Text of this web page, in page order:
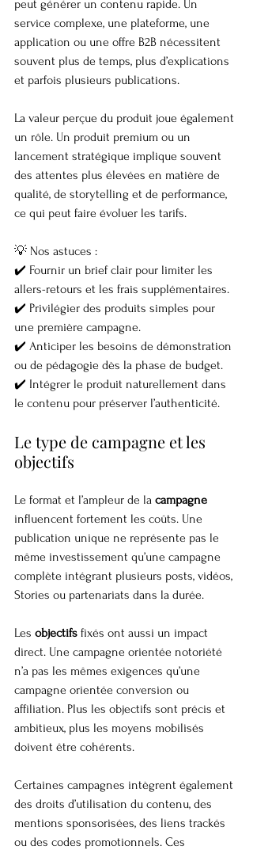
peut générer un contenu rapide. Un
service complexe, une plateforme, une
application ou une offre B2B nécessitent
souvent plus de temps, plus d’explications
et parfois plusieurs publications.
La valeur perçue du produit joue également
un rôle. Un produit premium ou un
lancement stratégique implique souvent
des attentes plus élevées en matière de
qualité, de storytelling et de performance,
ce qui peut faire évoluer les tarifs.
💡 Nos astuces :
✔️ Fournir un brief clair pour limiter les
allers-retours et les frais supplémentaires.
✔️ Privilégier des produits simples pour
une première campagne.
✔️ Anticiper les besoins de démonstration
ou de pédagogie dès la phase de budget.
✔️ Intégrer le produit naturellement dans
le contenu pour préserver l’authenticité.
Le type de campagne et les
objectifs
Le format et l’ampleur de la campagne
influencent fortement les coûts. Une
publication unique ne représente pas le
même investissement qu’une campagne
complète intégrant plusieurs posts, vidéos,
Stories ou partenariats dans la durée.
Les objectifs fixés ont aussi un impact
direct. Une campagne orientée notoriété
n’a pas les mêmes exigences qu’une
campagne orientée conversion ou
affiliation. Plus les objectifs sont précis et
ambitieux, plus les moyens mobilisés
doivent être cohérents.
Certaines campagnes intègrent également
des droits d’utilisation du contenu, des
mentions sponsorisées, des liens trackés
ou des codes promotionnels. Ces